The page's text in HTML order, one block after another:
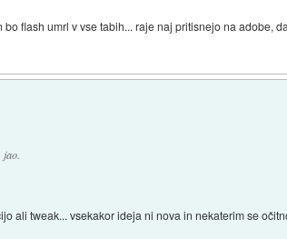
flash umrl v vse tabih... raje naj pritisnejo na adobe,
jao.
ali tweak... vsekakor ideja ni nova in nekaterim se